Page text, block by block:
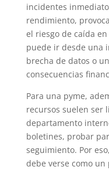
incidentes
rendimiento,
el riesgo de caída
puede ir desde una
brecha de datos o
consecuencias
Para una pyme,
recursos suelen ser
departamento
boletines, probar
seguimiento. Por
debe verse como un